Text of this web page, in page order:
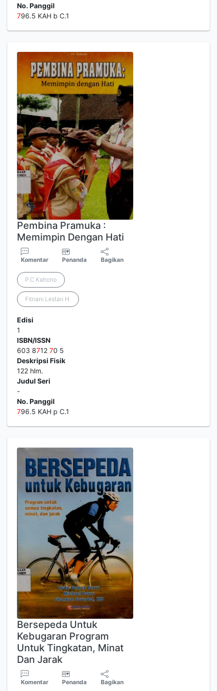
No. Panggil
796.5 KAH b C.1
Pembina Pramuka :
Memimpin Dengan Hati
Komentar Penanda Bagikan
P.C Kahono
Fitriani Lestari H.
Edisi
1
ISBN/ISSN
603 8712 70 5
Deskripsi Fisik
122 hlm.
Judul Seri
-
No. Panggil
796.5 KAH p C.1
Bersepeda Untuk
Kebugaran Program
Untuk Tingkatan, Minat
Dan Jarak
Komentar Penanda Bagikan